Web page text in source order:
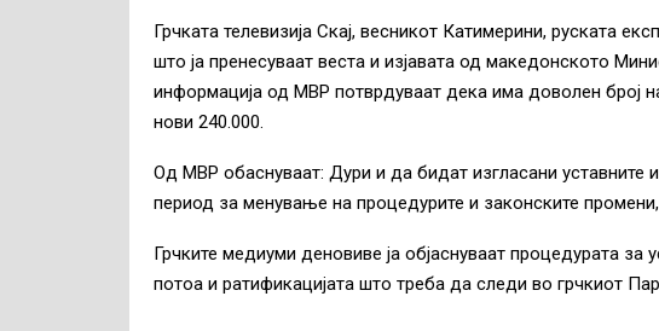
Грчката телевизија Скај, весникот Катимерини, руската
што ја пренесуваат веста и изјавата од македонското
информација од МВР потврдуваат дека има доволен број
нови 240.000.
Од МВР обаснуваат: Дури и да бидат изгласани уставните
период за менување на процедурите и законските
Грчките медиуми деновиве ја објаснуваат процедурата
потоа и ратификацијата што треба да следи во грчкиот